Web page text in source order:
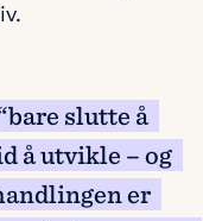
slutte å
å utvikle – og
er